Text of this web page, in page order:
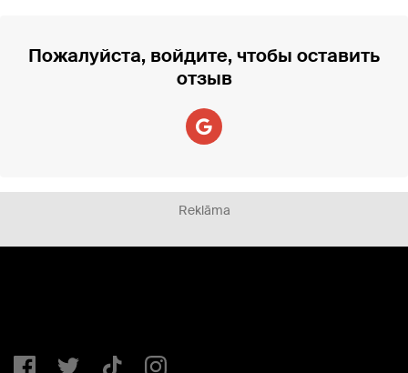
Пожалуйста, войдите, чтобы оставить
отзыв
Reklāma